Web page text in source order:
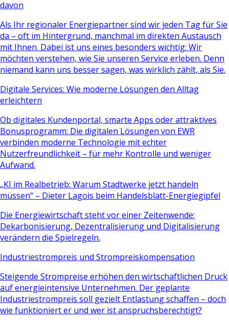
davon
Als Ihr regionaler Energiepartner sind wir jeden Tag für Sie
da – oft im Hintergrund, manchmal im direkten Austausch
mit Ihnen. Dabei ist uns eines besonders wichtig: Wir
möchten verstehen, wie Sie unseren Service erleben. Denn
niemand kann uns besser sagen, was wirklich zählt, als Sie.
Digitale Services: Wie moderne Lösungen den Alltag
erleichtern
Ob digitales Kundenportal, smarte Apps oder attraktives
Bonusprogramm: Die digitalen Lösungen von EWR
verbinden moderne Technologie mit echter
Nutzerfreundlichkeit – für mehr Kontrolle und weniger
Aufwand.
„KI im Realbetrieb: Warum Stadtwerke jetzt handeln
müssen“ – Dieter Lagois beim Handelsblatt-Energiegipfel
Die Energiewirtschaft steht vor einer Zeitenwende:
Dekarbonisierung, Dezentralisierung und Digitalisierung
verändern die Spielregeln.
Industriestrompreis und Strompreiskompensation
Steigende Strompreise erhöhen den wirtschaftlichen Druck
auf energieintensive Unternehmen. Der geplante
Industriestrompreis soll gezielt Entlastung schaffen – doch
wie funktioniert er und wer ist anspruchsberechtigt?